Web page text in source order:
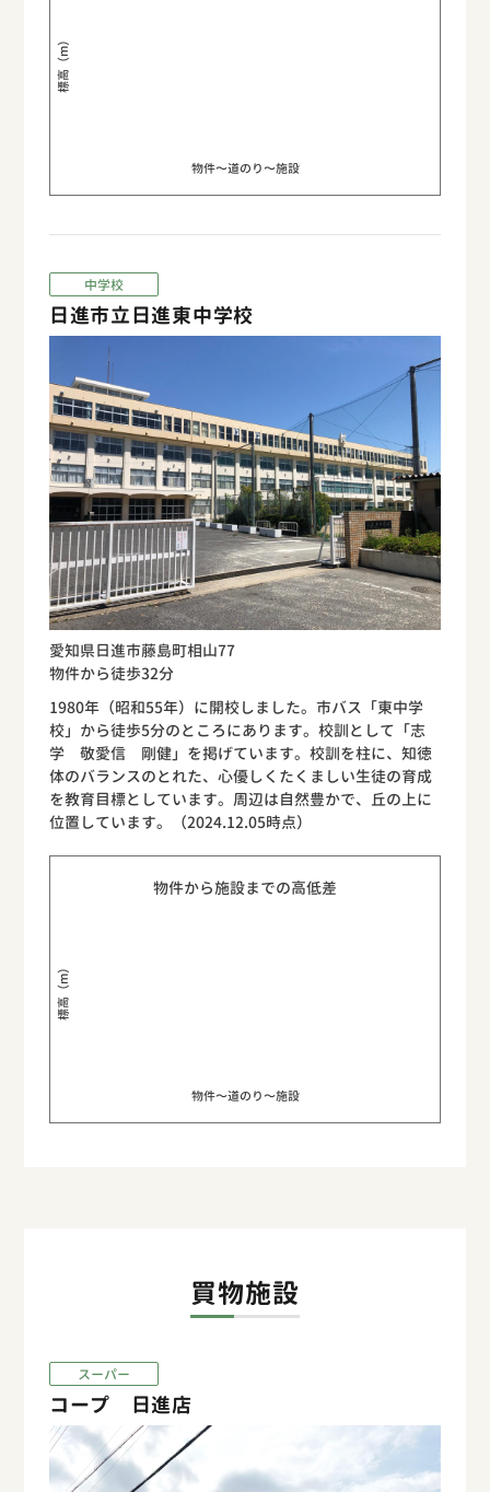
標高（m）
物件〜道のり〜施設
中学校
日進市立日進東中学校
愛知県日進市藤島町相山77
物件から徒歩32分
1980年（昭和55年）に開校しました。市バス「東中学
校」から徒歩5分のところにあります。校訓として「志
学 敬愛信 剛健」を掲げています。校訓を柱に、知徳
体のバランスのとれた、心優しくたくましい生徒の育成
を教育目標としています。周辺は自然豊かで、丘の上に
位置しています。（2024.12.05時点）
物件から施設までの高低差
標高（m）
物件〜道のり〜施設
買物施設
スーパー
コープ 日進店